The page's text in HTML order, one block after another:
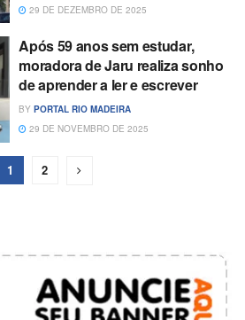
29 DE DEZEMBRO DE 2025
Após 59 anos sem estudar,
moradora de Jaru realiza sonho
de aprender a ler e escrever
BY PORTAL RIO MADEIRA
29 DE NOVEMBRO DE 2025
1 2